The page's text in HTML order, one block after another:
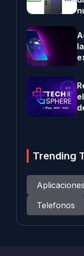
Trending
Aplicaciones
Telefonos